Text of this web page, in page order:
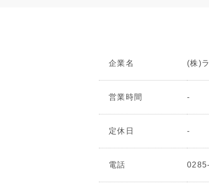
企業名 (株)
営業時間 -
定休日 -
電話